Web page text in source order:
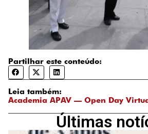
Partilhar este conteúdo:
Leia também:
Academia APAV — Open Day
Últimas